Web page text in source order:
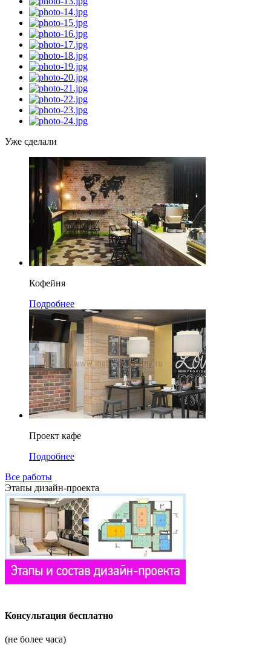
Уже сделали
Кофейня
Подробнее
Проект кафе
Подробнее
Все работы
Этапы дизайн-проекта
Консультация бесплатно
(не более часа)